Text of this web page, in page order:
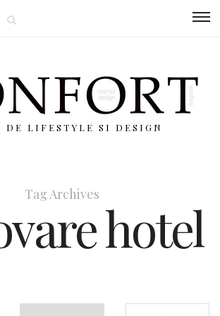
DE LIFESTYLE SI DESIGN
Tag Archives
hotel